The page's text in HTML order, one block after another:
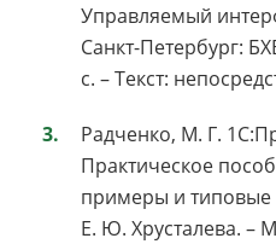
Управляемый
Санкт-Петербург:
с. – Текст:
Радченко, М. Г.
Практическое
примеры и
Е. Ю. Хрусталева. –